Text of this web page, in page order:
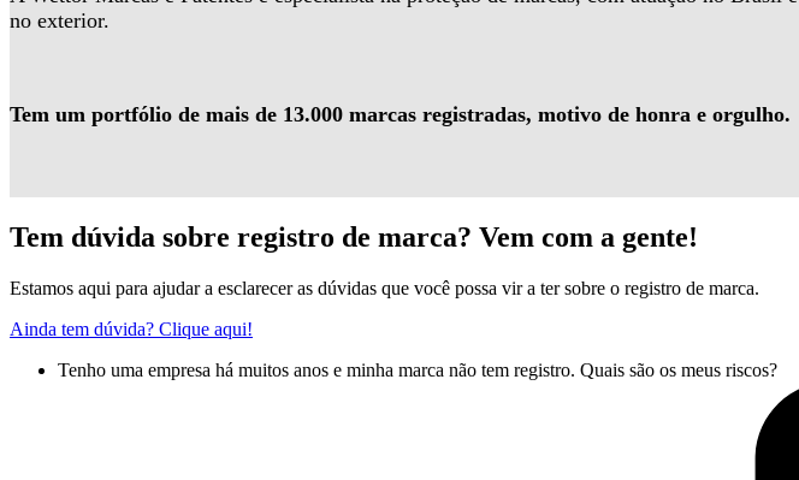
no exterior.
Tem um portfólio de mais de 13.000 marcas registradas, motivo de honra e orgulho.
Tem dúvida sobre registro de marca? Vem com a gente!
Estamos aqui para ajudar a esclarecer as dúvidas que você possa vir a ter sobre o registro de marca.
Ainda tem dúvida? Clique aqui!
Tenho uma empresa há muitos anos e minha marca não tem registro. Quais são os meus riscos?